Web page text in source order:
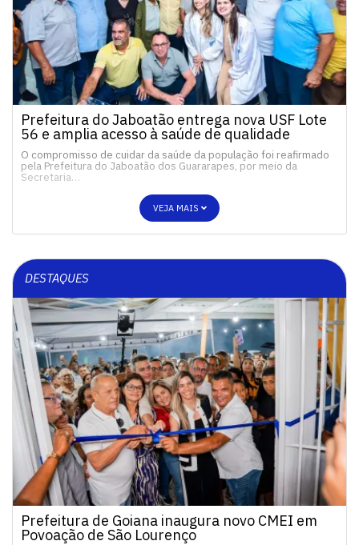
Prefeitura do Jaboatão entrega nova USF Lote
56 e amplia acesso à saúde de qualidade
O compromisso de cuidar da saúde da população foi reafirmado
pela Prefeitura do Jaboatão dos Guararapes, por meio da
Secretaria…
VEJA MAIS
DESTAQUES
Prefeitura de Goiana inaugura novo CMEI em
Povoação de São Lourenço